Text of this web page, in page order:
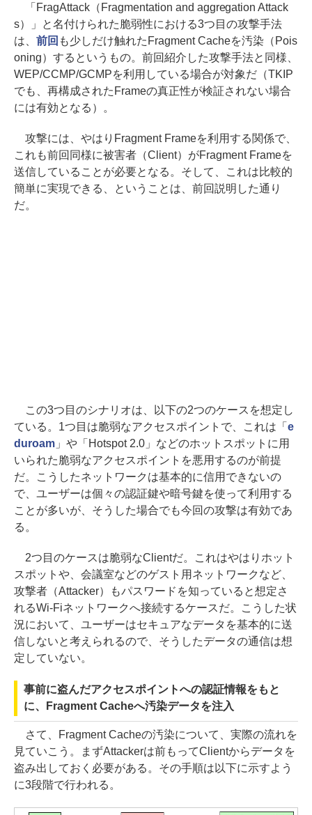
「FragAttack（Fragmentation and aggregation Attack
s）」と名付けられた脆弱性における3つ目の攻撃手法
は、 前回 も少しだけ触れたFragment Cacheを汚染（Pois
oning）するというもの。前回紹介した攻撃手法と同様、
WEP/CCMP/GCMPを利用している場合が対象だ（TKIP
でも、再構成されたFrameの真正性が検証されない場合
には有効となる）。
攻撃には、やはりFragment Frameを利用する関係で、
これも前回同様に被害者（Client）がFragment Frameを
送信していることが必要となる。そして、これは比較的
簡単に実現できる、ということは、前回説明した通り
だ。
この3つ目のシナリオは、以下の2つのケースを想定し
ている。1つ目は脆弱なアクセスポイントで、これは「 e
duroam」や「Hotspot 2.0」などのホットスポットに用
いられた脆弱なアクセスポイントを悪用するのが前提
だ。こうしたネットワークは基本的に信用できないの
で、ユーザーは個々の認証鍵や暗号鍵を使って利用する
ことが多いが、そうした場合でも今回の攻撃は有効であ
る。
2つ目のケースは脆弱なClientだ。これはやはりホット
スポットや、会議室などのゲスト用ネットワークなど、
攻撃者（Attacker）もパスワードを知っていると想定さ
れるWi-Fiネットワークへ接続するケースだ。こうした状
況において、ユーザーはセキュアなデータを基本的に送
信しないと考えられるので、そうしたデータの通信は想
定していない。
事前に盗んだアクセスポイントへの認証情報をもと
に、Fragment Cacheへ汚染データを注入
さて、Fragment Cacheの汚染について、実際の流れを
見ていこう。まずAttackerは前もってClientからデータを
盗み出しておく必要がある。その手順は以下に示すよう
に3段階で行われる。